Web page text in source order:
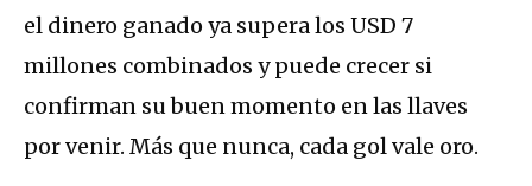
el dinero ganado ya supera los USD 7
millones combinados y puede crecer si
confirman su buen momento en las llaves
por venir. Más que nunca, cada gol vale oro.